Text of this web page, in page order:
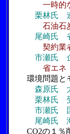
一時的
栗林氏
石油石
尾崎氏
契約業
市瀬氏
省エネ
環境問題と
森原氏
栗林氏 受け
市瀬氏 国の
尾崎氏 海上
CO2の１％